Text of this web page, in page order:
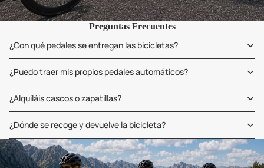
Preguntas Frecuentes
¿Con qué pedales se entregan las bicicletas?
¿Puedo traer mis propios pedales automáticos?
¿Alquiláis cascos o zapatillas?
¿Dónde se recoge y devuelve la bicicleta?